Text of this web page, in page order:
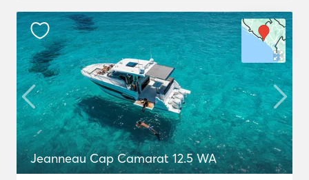
Jeanneau Cap Camarat 12.5 WA